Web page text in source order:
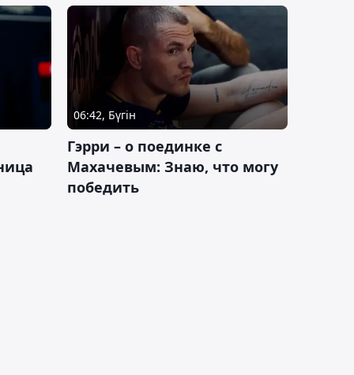
06:42, Бүгін
Гэрри – о поединке с
Махачевым: Знаю, что могу
победить